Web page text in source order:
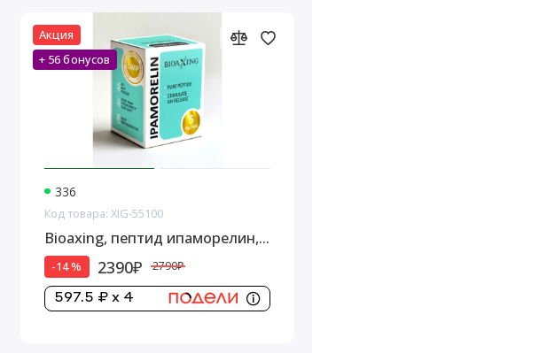
Акция
+ 56 бонусов
336
Код товара: XIG-55100
Bioaxing, пептид ипаморелин,
5 мг
-14 % 2390₽ 2790₽
597.5 ₽ x 4